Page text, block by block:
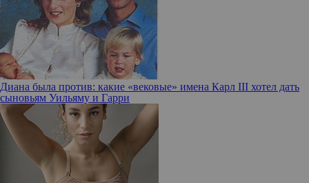
Диана была против: какие «вековые» имена Карл III хотел дать
сыновьям Уильяму и Гарри